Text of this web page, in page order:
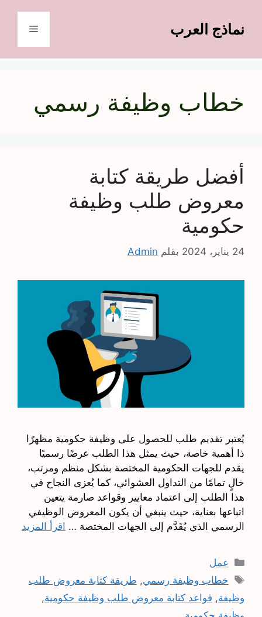
المحتوىنماذج العرب القائمة
خطاب وظيفة رسمي
أفضل طريقة كتابة
معروض طلب وظيفة
حكومية
24 يناير، 2024 بقلم Admin
يُعتبر تقديم طلب للحصول على وظيفة حكومية مظهرًا
ذا أهمية خاصة، حيث يمثل هذا الطلب عرضًا رسميًا
يقدم للجهات الحكومية المختصة بشكل منظم ومرتب،
خالٍ تمامًا من التداول العشوائي، كما يُعزى النجاح في
هذا الطلب إلى اعتماد معايير وقواعد صارمة يتعين
اتباعها بعناية، حيث ينبغي أن يكون المعروض الوظيفي
الرسمي الذي يُقَدَّم إلى الجهات المختصة … اقرأ المزيد
التصنيفات
عمل
الوسوم
خطاب وظيفة رسمي, طريقة كتابة معروض طلب
وظيفة, قواعد كتابة معروض طلب وظيفة حكومية,